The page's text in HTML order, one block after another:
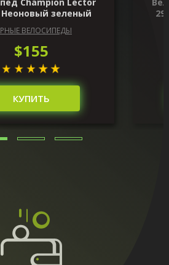
Неоновый зеленый
ВЕЛОСИПЕДЫ
$155
КУПИТЬ